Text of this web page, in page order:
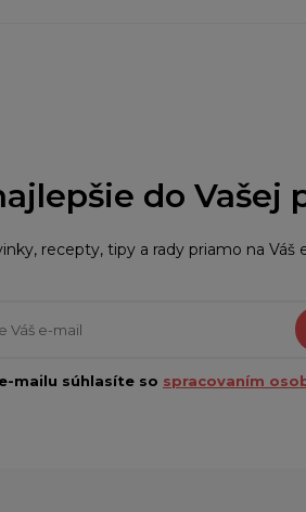
do Vašej
recepty, tipy a rady priamo na Váš
mailu súhlasíte so spracovaním